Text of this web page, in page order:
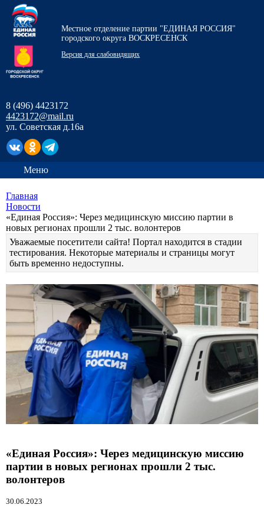
Местное отделение партии "ЕДИНАЯ РОССИЯ"
городского округа ВОСКРЕСЕНСК
Версия для слабовидящих
8 (496) 4423172
4423172@mail.ru
ул. Советская д.16а
Меню
Главная
Новости
«Единая Россия»: Через медицинскую миссию партии в
новых регионах прошли 2 тыс. волонтеров
Уважаемые посетители сайта! Портал находится в стадии
тестирования. Некоторые материалы и страницы могут
быть временно недоступны.
«Единая Россия»: Через медицинскую миссию
партии в новых регионах прошли 2 тыс.
волонтеров
30.06.2023